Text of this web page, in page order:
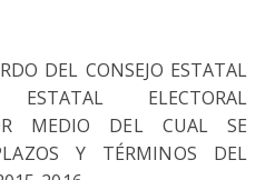
DEL CONSEJO ESTATAL
ELECTORAL
MEDIO DEL CUAL SE
Y TÉRMINOS DEL